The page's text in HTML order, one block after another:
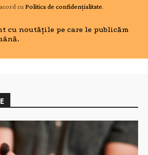
cu Politica de confidențialitate.
cu noutățile pe care le publicăm